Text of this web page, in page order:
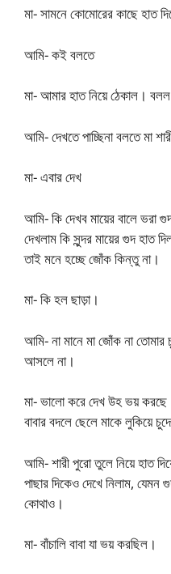
মা- সামনে কোমোরের কাছে হাত
আমি- কই বলতে
মা- আমার হাত নিয়ে ঠেকাল।
আমি- দেখতে পাচ্ছিনা বলতে মা
মা- এবার দেখ
আমি- কি দেখব মায়ের বালে ভরা
দেখলাম কি সুন্দর মায়ের গুদ হাত
তাই মনে হচ্ছে জোঁক কিন্তু না।
মা- কি হল ছাড়া।
আমি- না মানে মা জোঁক না
আসলে না।
মা- ভালো করে দেখ উহ ভয়
বাবার বদলে ছেলে মাকে লুকিয়ে চুদে
আমি- শারী পুরো তুলে নিয়ে হাত
পাছার দিকেও দেখে নিলাম,
কোথাও।
মা- বাঁচালি বাবা যা ভয় করছিল।